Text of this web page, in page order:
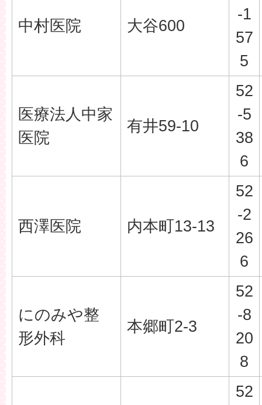
中村医院 大谷600
-1
57
5
医療法人中家
医院
有井59-10
52
-5
38
6
西澤医院 内本町13-13
52
-2
26
6
にのみや整
形外科
本郷町2-3
52
-8
20
8
52